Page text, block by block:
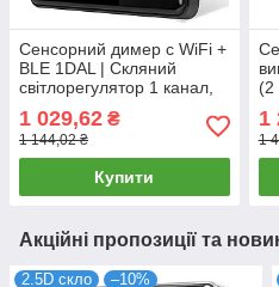
Сенсорний димер c WiFi +
BLE 1DAL | Скляний
світлорегулятор 1 канал,
1 029,62 ₴
1 144,02 ₴
Купити
(2
1
1
Акційні пропозиції та
2.5D скло –10%